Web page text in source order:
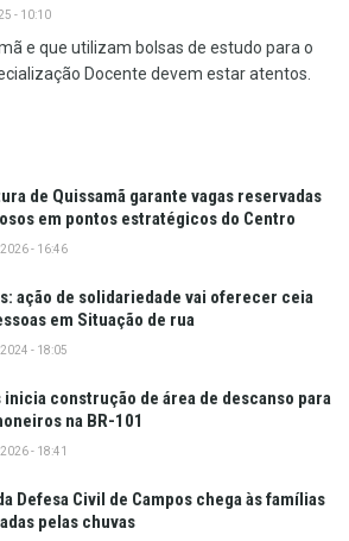
- 10:10
e que utilizam bolsas de estudo para o
Docente devem estar atentos.
de Quissamã garante vagas reservadas
em pontos estratégicos do Centro
- 16:46
ação de solidariedade vai oferecer ceia
em Situação de rua
- 18:05
construção de área de descanso para
na BR-101
- 18:41
Defesa Civil de Campos chega às famílias
pelas chuvas